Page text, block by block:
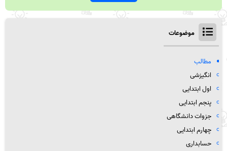
موضوعات
مطالب
انگیزشی
اول ابتدایی
پنجم ابتدایی
جزوات دانشگاهی
چهارم ابتدایی
حسابداری